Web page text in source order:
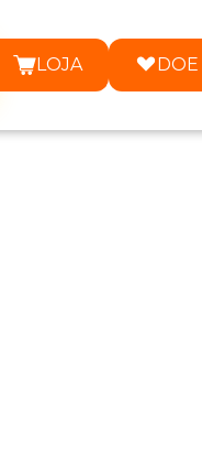
LOJA DOE